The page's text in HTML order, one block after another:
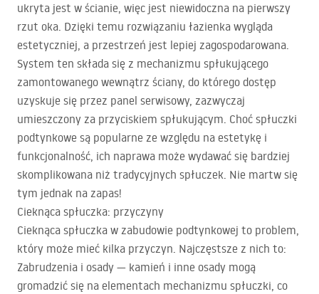
ukryta jest w ścianie, więc jest niewidoczna na pierwszy
rzut oka. Dzięki temu rozwiązaniu łazienka wygląda
estetyczniej, a przestrzeń jest lepiej zagospodarowana.
System ten składa się z mechanizmu spłukującego
zamontowanego wewnątrz ściany, do którego dostęp
uzyskuje się przez panel serwisowy, zazwyczaj
umieszczony za przyciskiem spłukującym. Choć spłuczki
podtynkowe są popularne ze względu na estetykę i
funkcjonalność, ich naprawa może wydawać się bardziej
skomplikowana niż tradycyjnych spłuczek. Nie martw się
tym jednak na zapas!
Cieknąca spłuczka: przyczyny
Cieknąca spłuczka w zabudowie podtynkowej to problem,
który może mieć kilka przyczyn. Najczęstsze z nich to:
Zabrudzenia i osady — kamień i inne osady mogą
gromadzić się na elementach mechanizmu spłuczki, co